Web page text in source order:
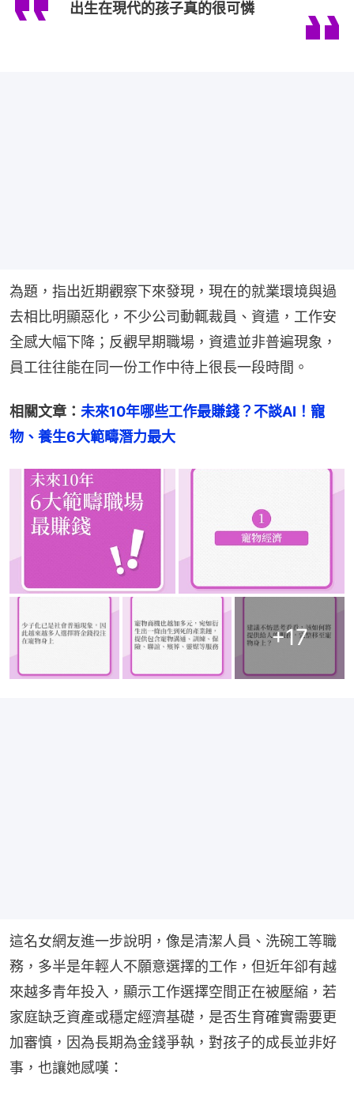
出生在現代的孩子真的很可憐
為題，指出近期觀察下來發現，現在的就業環境與過
去相比明顯惡化，不少公司動輒裁員、資遣，工作安
全感大幅下降；反觀早期職場，資遣並非普遍現象，
員工往往能在同一份工作中待上很長一段時間。
相關文章： 未來10年哪些工作最賺錢？不談AI！寵
物、養生6大範疇潛力最大
+17
這名女網友進一步說明，像是清潔人員、洗碗工等職
務，多半是年輕人不願意選擇的工作，但近年卻有越
來越多青年投入，顯示工作選擇空間正在被壓縮，若
家庭缺乏資產或穩定經濟基礎，是否生育確實需要更
加審慎，因為長期為金錢爭執，對孩子的成長並非好
事，也讓她感嘆：